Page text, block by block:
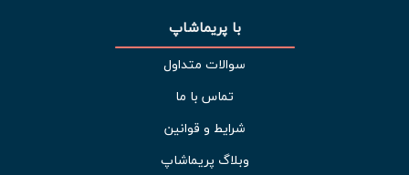
با پریماشاپ
سوالات متداول
تماس با ما
شرایط و قوانین
وبلاگ پریماشاپ